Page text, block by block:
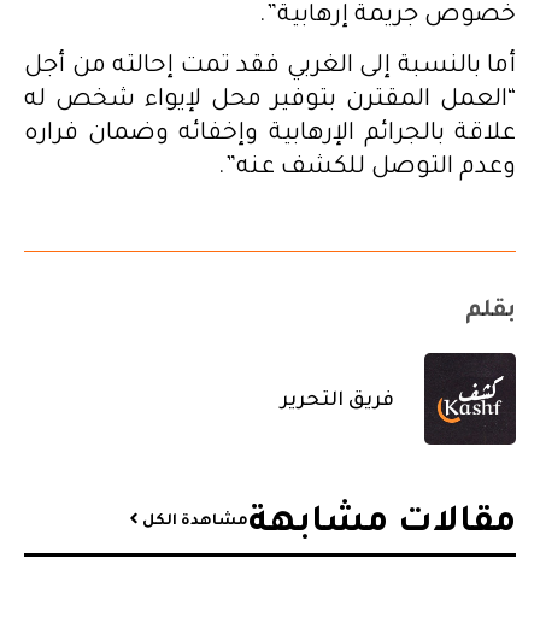
خصوص جريمة إرهابية”.
أما بالنسبة إلى الغربي فقد تمت إحالته من أجل
“العمل المقترن بتوفير محل لإيواء شخص له
علاقة بالجرائم الإرهابية وإخفائه وضمان فراره
وعدم التوصل للكشف عنه”.
بقلم
فريق التحرير
مقالات مشابهة​مشاهدة الكل